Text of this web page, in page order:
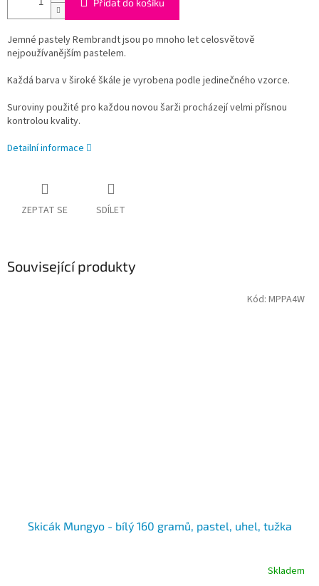
Přidat do košíku
Jemné pastely Rembrandt jsou po mnoho let celosvětově
nejpoužívanějším pastelem.
Každá barva v široké škále je vyrobena podle jedinečného vzorce.
Suroviny použité pro každou novou šarži procházejí velmi přísnou
kontrolou kvality.
Detailní informace
ZEPTAT SE SDÍLET
Související produkty
Skicák Mungyo - bílý 160 gramů, pastel, uhel, tužka
Skladem
Kód: MPPA4W